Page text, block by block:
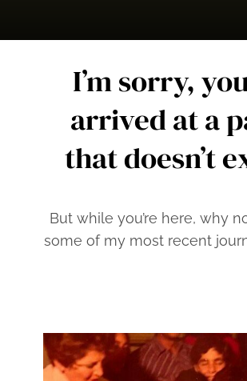
I’m sorry,
arrived at a
that doesn’t
But while you’re here, why
some of my most recent